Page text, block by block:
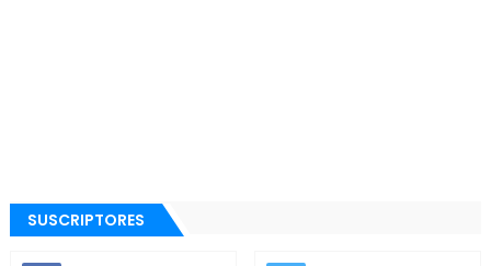
SUSCRIPTORES